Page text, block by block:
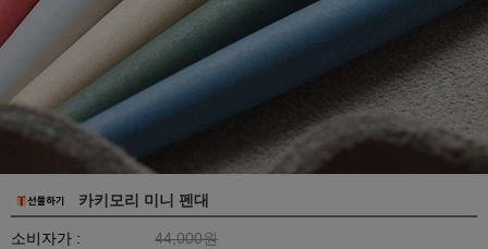
카키모리 미니 펜대
소비자가 :
44,000원